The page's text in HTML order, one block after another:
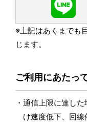
※上記はあくまでも
じます。
ご利用にあたっ
通信上限に達し
け速度低下、回線